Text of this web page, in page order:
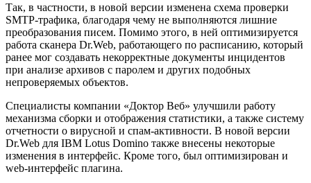
Так, в частности, в новой версии изменена схема проверки
SMTP-трафика, благодаря чему не выполняются лишние
преобразования писем. Помимо этого, в ней оптимизируется
работа сканера Dr.Web, работающего по расписанию, который
ранее мог создавать некорректные документы инцидентов
при анализе архивов с паролем и других подобных
непроверяемых объектов.
Специалисты компании «Доктор Веб» улучшили работу
механизма сборки и отображения статистики, а также систему
отчетности о вирусной и спам-активности. В новой версии
Dr.Web для IBM Lotus Domino также внесены некоторые
изменения в интерфейс. Кроме того, был оптимизирован и
web-интерфейс плагина.